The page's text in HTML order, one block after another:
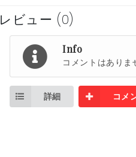
レビュー (0)
Info
コメントはありま
詳細 コメ